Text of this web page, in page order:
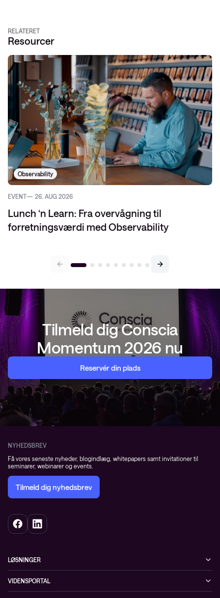
RELATERET
Resourcer
Observability
EVENT 26. AUG 2026
Lunch ‘n Learn: Fra overvågning til
forretningsværdi med Observability
Tilmeld dig Conscia
Momentum 2026 nu
Reservér din plads
NYHEDSBREV
Få vores seneste nyheder, blogindlæg, whitepapers samt invitationer til
seminarer, webinarer og events.
Tilmeld dig nyhedsbrev
LØSNINGER
Netværk
VIDENSPORTAL